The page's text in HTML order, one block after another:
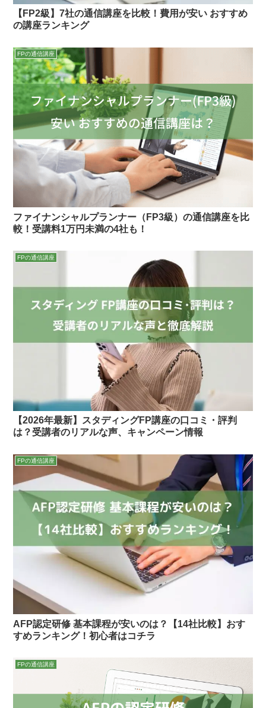
【FP2級】7社の通信講座を比較！費用が安い おすすめ
の講座ランキング
FPの通信講座
ファイナンシャルプランナー（FP3級）の通信講座を比
較！受講料1万円未満の4社も！
FPの通信講座
【2026年最新】スタディングFP講座の口コミ・評判
は？受講者のリアルな声、キャンペーン情報
FPの通信講座
AFP認定研修 基本課程が安いのは？【14社比較】おす
すめランキング！初心者はコチラ
FPの通信講座